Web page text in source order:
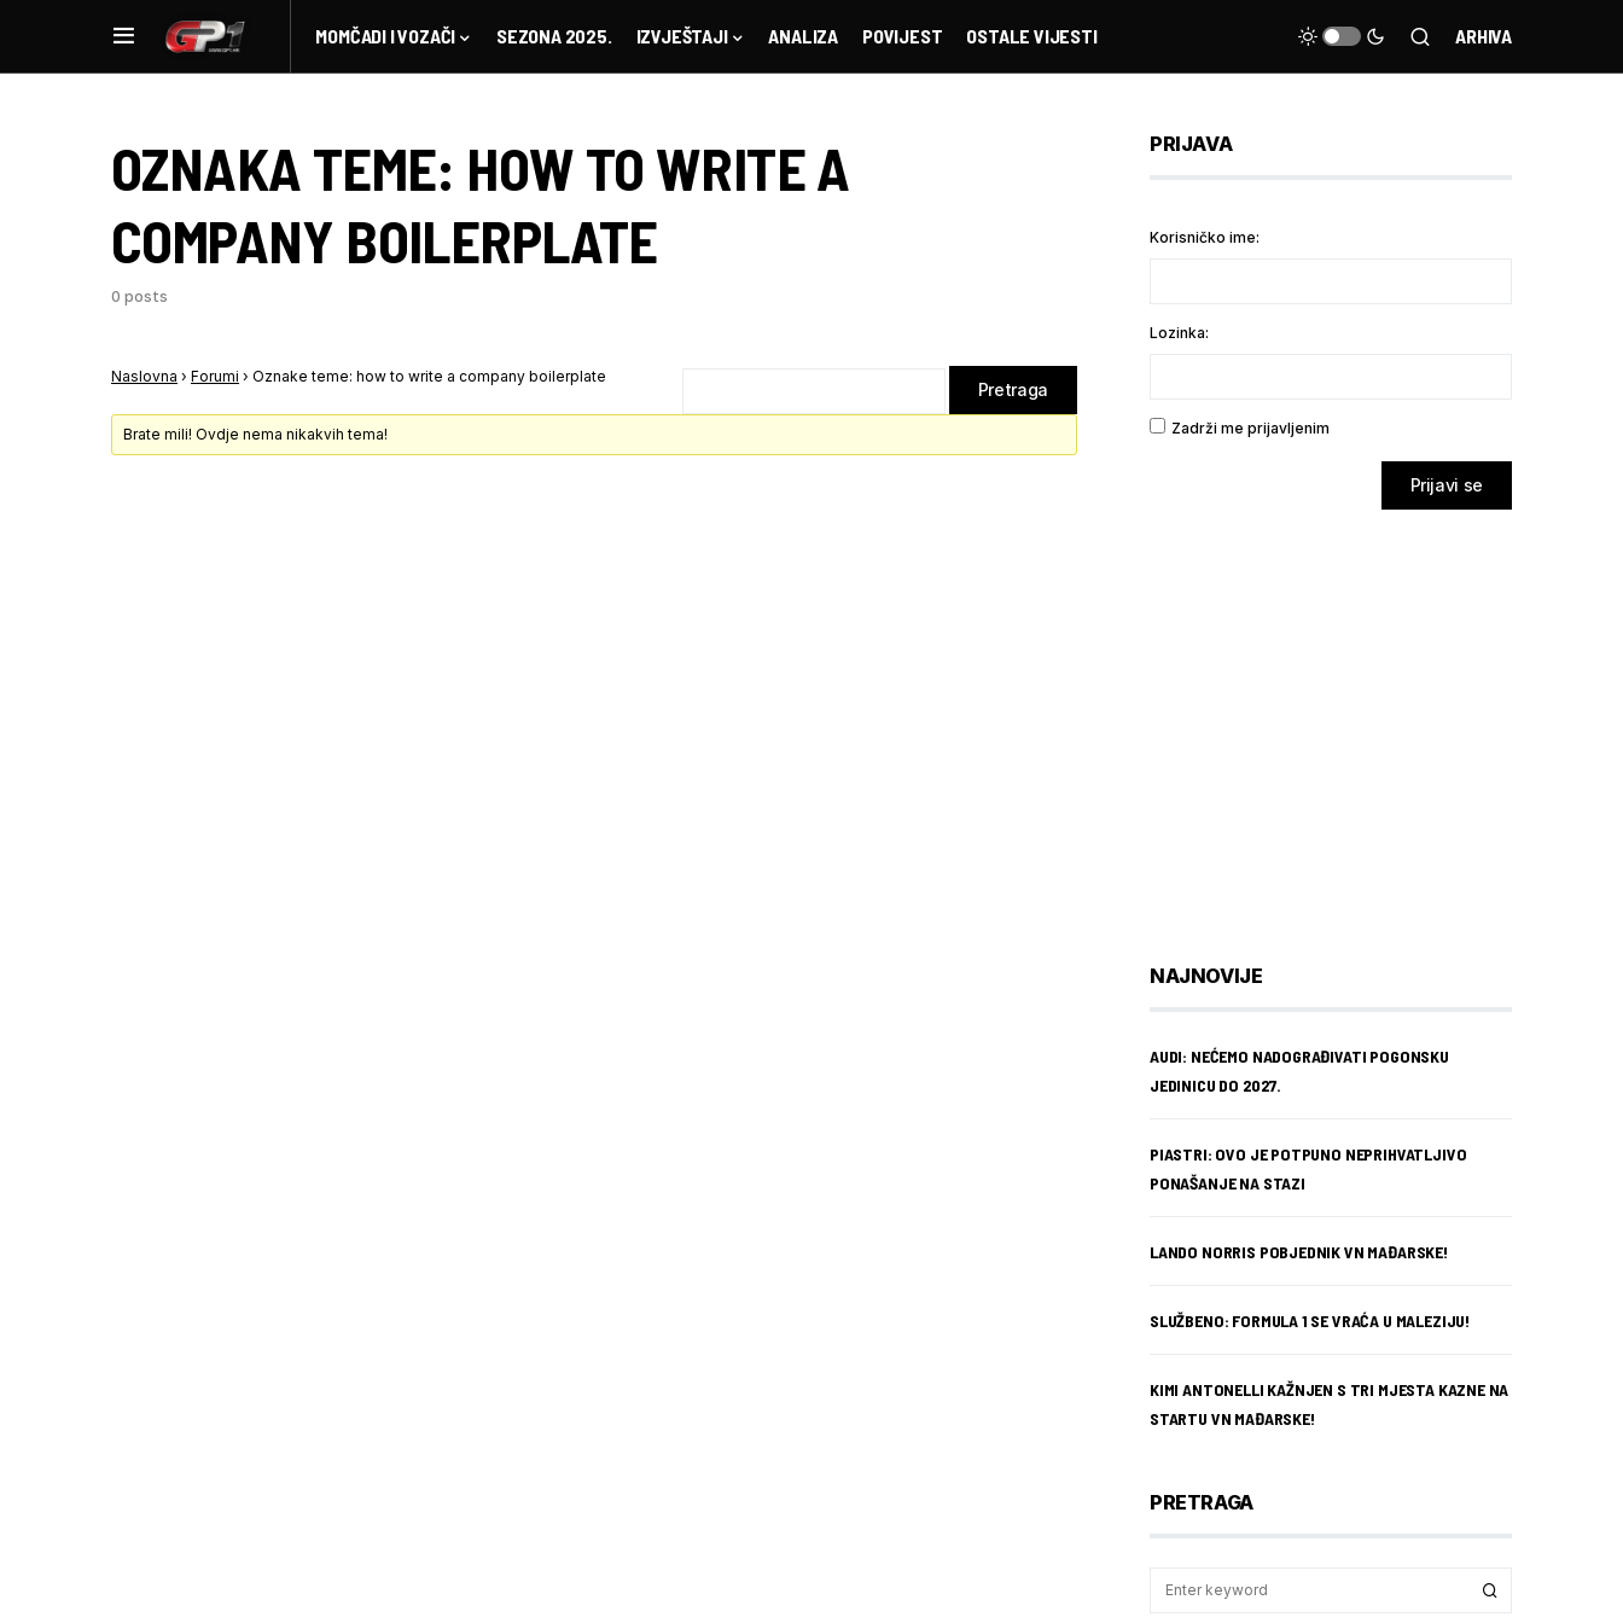
MOMČADI I VOZAČI SEZONA 2025. IZVJEŠTAJI ANALIZA POVIJEST OSTALE VIJESTI ARHIVA
OZNAKA TEME: HOW TO WRITE A
COMPANY BOILERPLATE
0 posts
Naslovna › Forumi › Oznake teme: how to write a company boilerplate
Brate mili! Ovdje nema nikakvih tema!
PRIJAVA
Korisničko ime:
Lozinka:
Zadrži me prijavljenim
Prijavi se
NAJNOVIJE
AUDI: NEĆEMO NADOGRAĐIVATI POGONSKU
JEDINICU DO 2027.
PIASTRI: OVO JE POTPUNO NEPRIHVATLJIVO
PONAŠANJE NA STAZI
LANDO NORRIS POBJEDNIK VN MAĐARSKE!
SLUŽBENO: FORMULA 1 SE VRAĆA U MALEZIJU!
KIMI ANTONELLI KAŽNJEN S TRI MJESTA KAZNE NA
STARTU VN MAĐARSKE!
PRETRAGA